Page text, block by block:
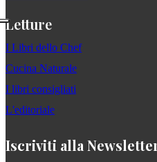
Letture
I Libri dello Chef
Cucina Naturale
I libri consigliati
L'editoriale
Iscriviti alla